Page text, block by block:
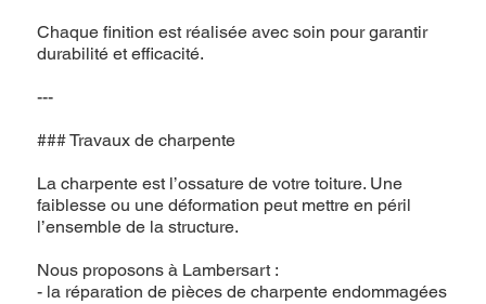
Chaque finition est réalisée avec soin pour garantir
durabilité et efficacité.
---
### Travaux de charpente
La charpente est l’ossature de votre toiture. Une
faiblesse ou une déformation peut mettre en péril
l’ensemble de la structure.
Nous proposons à Lambersart :
- la réparation de pièces de charpente endommagées